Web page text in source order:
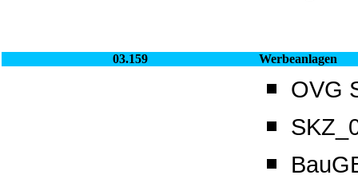
03.159 Werbeanlagen
OVG